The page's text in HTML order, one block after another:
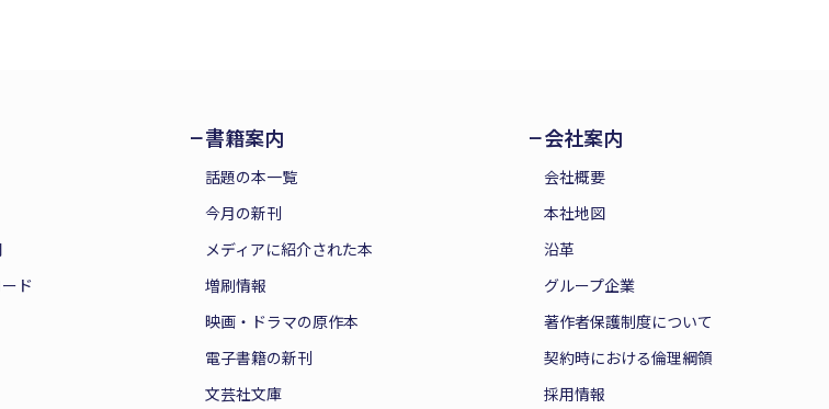
ド
書籍案内
話題の本一覧
今月の新刊
メディアに紹介された本
増刷情報
映画・ドラマの原作本
電子書籍の新刊
文芸社文庫
会社案内
会社概要
本社地図
沿革
グループ企業
著作者保護制度について
契約時における倫理綱領
採用情報